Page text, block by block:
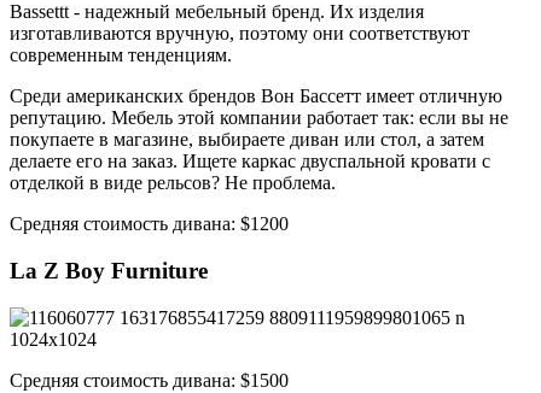
Bassettt - надежный мебельный бренд. Их изделия
изготавливаются вручную, поэтому они соответствуют
современным тенденциям.
Среди американских брендов Вон Бассетт имеет отличную
репутацию. Мебель этой компании работает так: если вы не
покупаете в магазине, выбираете диван или стол, а затем
делаете его на заказ. Ищете каркас двуспальной кровати с
отделкой в виде рельсов? Не проблема.
Средняя стоимость дивана: $1200
La Z Boy Furniture
Средняя стоимость дивана: $1500